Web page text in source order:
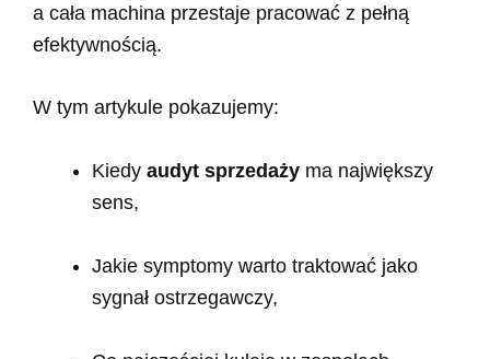
a cała machina przestaje pracować z pełną
efektywnością.
W tym artykule pokazujemy:
Kiedy audyt sprzedaży ma największy
sens,
Jakie symptomy warto traktować jako
sygnał ostrzegawczy,